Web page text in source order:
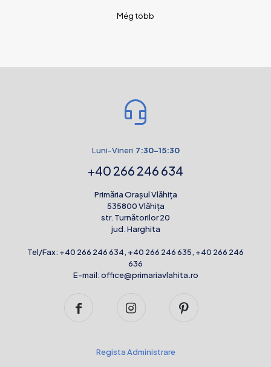
Még több
Luni-Vineri 7:30-15:30
+40 266 246 634
Primăria Orașul Vlăhița
535800 Vlăhița
str. Turnătorilor 20
jud. Harghita
Tel/Fax: +40 266 246 634, +40 266 246 635, +40 266 246
636
E-mail:office@primariavlahita.ro
Regista Administrare